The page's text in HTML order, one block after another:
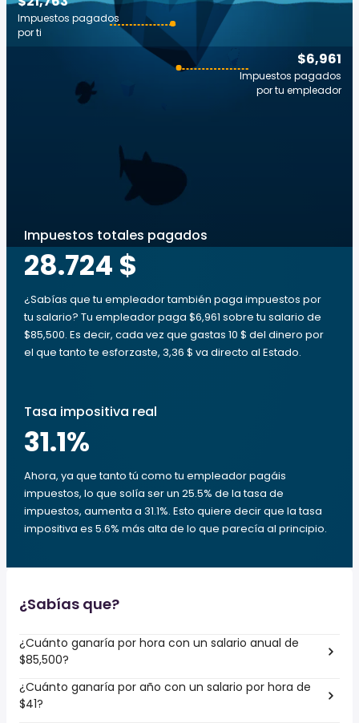
$6,961
Impuestos pagados
por tu empleador
Impuestos pagados
por ti
Impuestos totales pagados
28.724 $
¿Sabías que tu empleador también paga impuestos por
tu salario? Tu empleador paga $6,961 sobre tu salario de
$85,500. Es decir, cada vez que gastas 10 $ del dinero por
el que tanto te esforzaste, 3,36 $ va directo al Estado.
Tasa impositiva real
31.1%
Ahora, ya que tanto tú como tu empleador pagáis
impuestos, lo que solía ser un 25.5% de la tasa de
impuestos, aumenta a 31.1%. Esto quiere decir que la tasa
impositiva es 5.6% más alta de lo que parecía al principio.
¿Sabías que?
¿Cuánto ganaría por hora con un salario anual de
$85,500?
¿Cuánto ganaría por año con un salario por hora de
$41?